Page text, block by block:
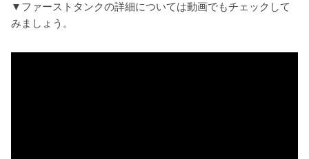
▼ファーストタンクの詳細については動画でもチェックして
みましょう。